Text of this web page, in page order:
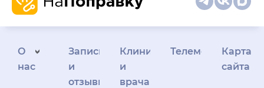
О
нас
Запись
и
отзывы
Клиникам
и
врачам
Телемедицина
Карта
сайта